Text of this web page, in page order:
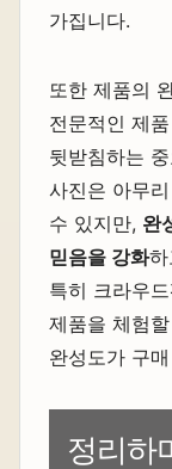
가집니다.
또한 제품의
전문적인 제
뒷받침하는
사진은 아무
수 있지만, 완
믿음을 강화
특히 크라우
제품을 체험
완성도가 구
정리하